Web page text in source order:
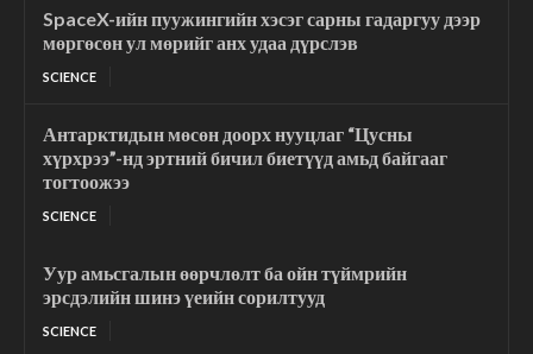
SpaceX-ийн пуужингийн хэсэг сарны гадаргуу дээр
мөргөсөн ул мөрийг анх удаа дүрслэв
SCIENCE
Антарктидын мөсөн доорх нууцлаг “Цусны
хүрхрээ”-нд эртний бичил биетүүд амьд байгааг
тогтоожээ
SCIENCE
Уур амьсгалын өөрчлөлт ба ойн түймрийн
эрсдэлийн шинэ үеийн сорилтууд
SCIENCE